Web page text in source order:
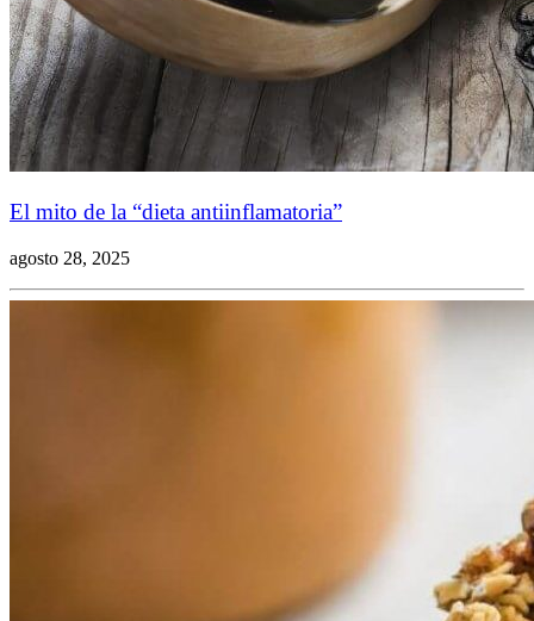
El mito de la “dieta antiinflamatoria”
agosto 28, 2025